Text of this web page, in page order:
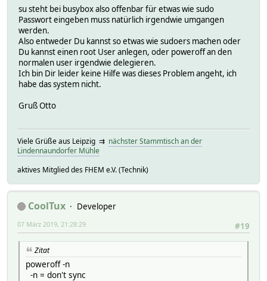
su steht bei busybox also offenbar für etwas wie sudo
Passwort eingeben muss natürlich irgendwie umgangen
werden.
Also entweder Du kannst so etwas wie sudoers machen oder
Du kannst einen root User anlegen, oder poweroff an den
normalen user irgendwie delegieren.
Ich bin Dir leider keine Hilfe was dieses Problem angeht, ich
habe das system nicht.
Gruß Otto
Viele Grüße aus Leipzig ⇉ nächster Stammtisch an der
Lindennaundorfer Mühle
aktives Mitglied des FHEM e.V. (Technik)
CoolTux
Developer
#19
07 März 2019, 21:28:29
Zitat
poweroff -n
-n = don't sync